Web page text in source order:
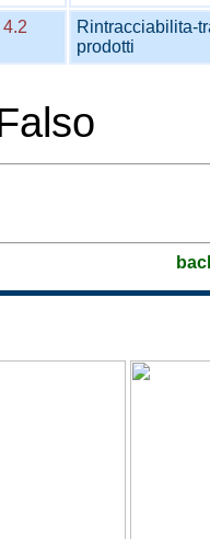
4.2
Rintracciabilita-
prodotti